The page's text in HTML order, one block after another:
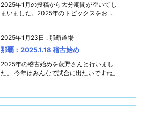
2025年1月の投稿から大分期間が空いてし
まいました。2025年のトピックスをお ...
2025年1月23日 : 那覇道場
那覇：2025.1.18 稽古始め
2025年の稽古始めを萩野さんと行いまし
た。 今年はみんなで試合に出たいですね。